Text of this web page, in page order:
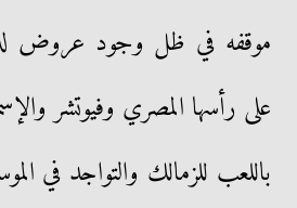
موقفه في ظل وجود عروض
على رأسها المصري وفيوتشر
باللعب للزمالك والتواجد في